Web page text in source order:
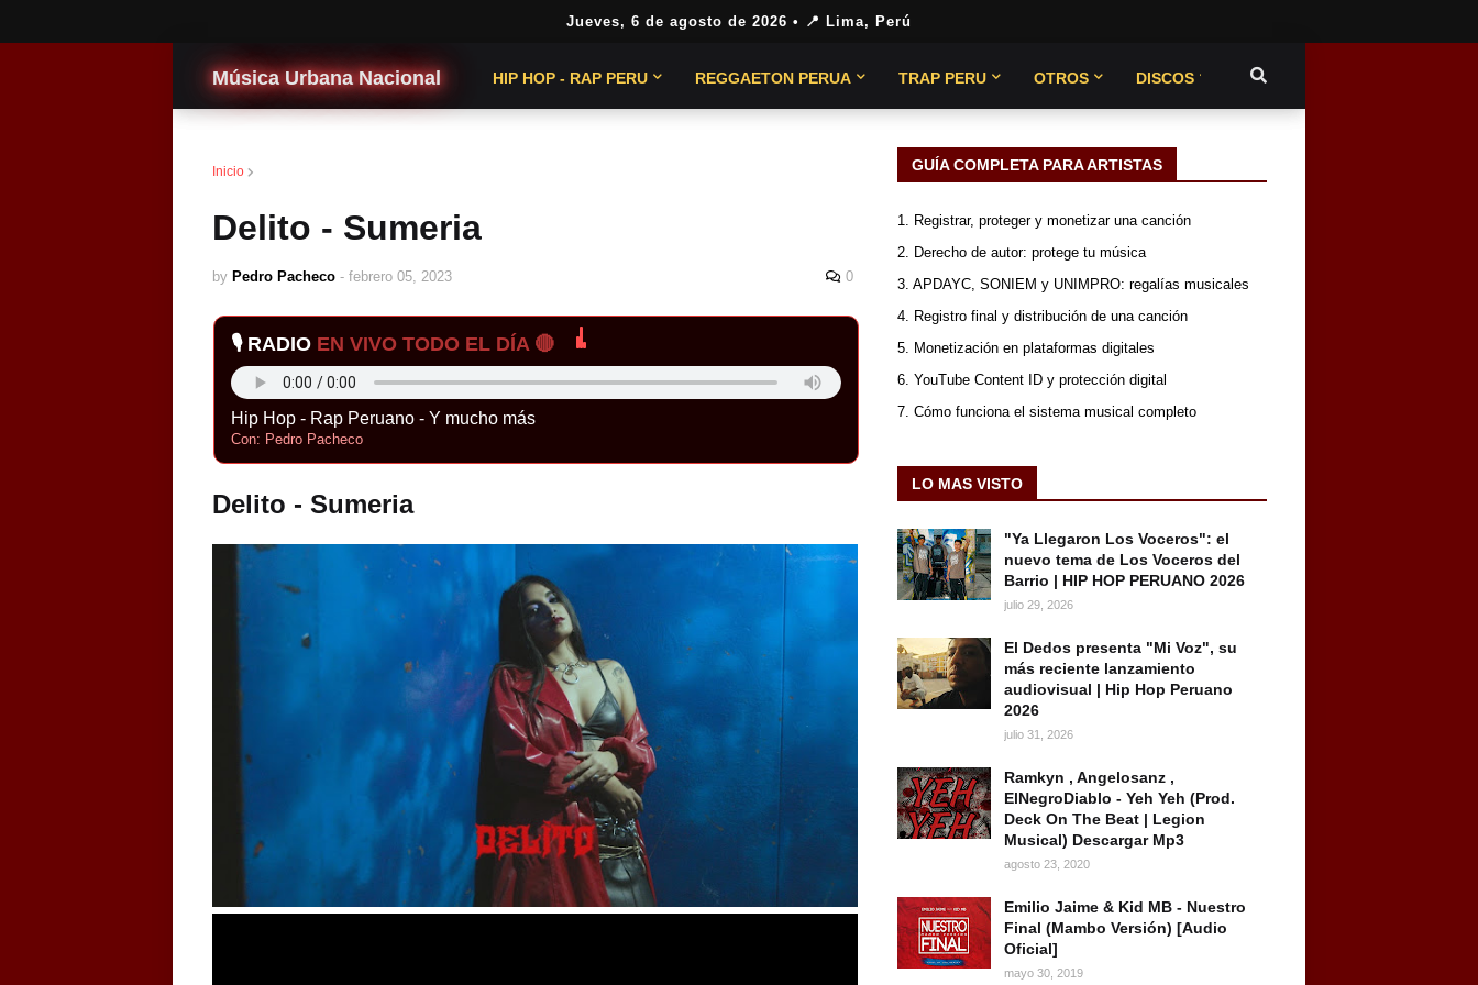
Jueves, 6 de agosto de 2026 • 📍 Lima, Perú
Música Urbana Nacional HIP HOP - RAP PERU REGGAETON PERUA TRAP PERU OTROS DISCOS
Inicio
Delito - Sumeria
by Pedro Pacheco - febrero 05, 2023 0
🎙️ RADIO EN VIVO TODO EL DÍA 🔴
Hip Hop - Rap Peruano - Y mucho más
Con: Pedro Pacheco
Delito - Sumeria
GUÍA COMPLETA PARA ARTISTAS
1. Registrar, proteger y monetizar una canción
2. Derecho de autor: protege tu música
3. APDAYC, SONIEM y UNIMPRO: regalías musicales
4. Registro final y distribución de una canción
5. Monetización en plataformas digitales
6. YouTube Content ID y protección digital
7. Cómo funciona el sistema musical completo
LO MAS VISTO
"Ya Llegaron Los Voceros": el
nuevo tema de Los Voceros del
Barrio | HIP HOP PERUANO 2026
julio 29, 2026
El Dedos presenta "Mi Voz", su
más reciente lanzamiento
audiovisual | Hip Hop Peruano
2026
julio 31, 2026
Ramkyn , Angelosanz ,
ElNegroDiablo - Yeh Yeh (Prod.
Deck On The Beat | Legion
Musical) Descargar Mp3
agosto 23, 2020
Emilio Jaime & Kid MB - Nuestro
Final (Mambo Versión) [Audio
Oficial]
mayo 30, 2019